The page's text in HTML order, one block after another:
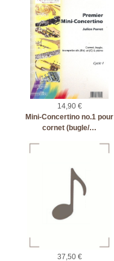
14,90 €
Mini-Concertino no.1 pour
cornet (bugle/…
37,50 €